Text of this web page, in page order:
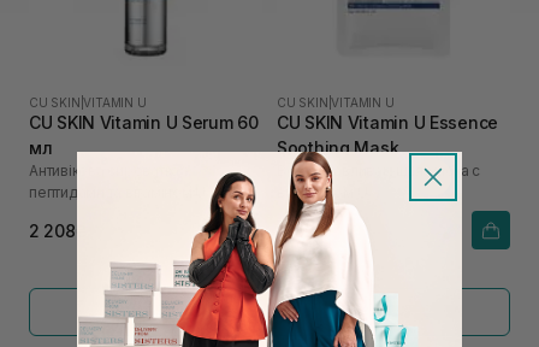
CU SKIN |VITAMIN U
CU SKIN Vitamin U Serum 60
мл
Антивікова сироватка з
пептидами та вітаміном U
2 208₴
CU SKIN |VITAMIN U
CU SKIN Vitamin U Essence
Soothing Mask
Восстанавливающая маска с
витамином U
186₴
Показать больше